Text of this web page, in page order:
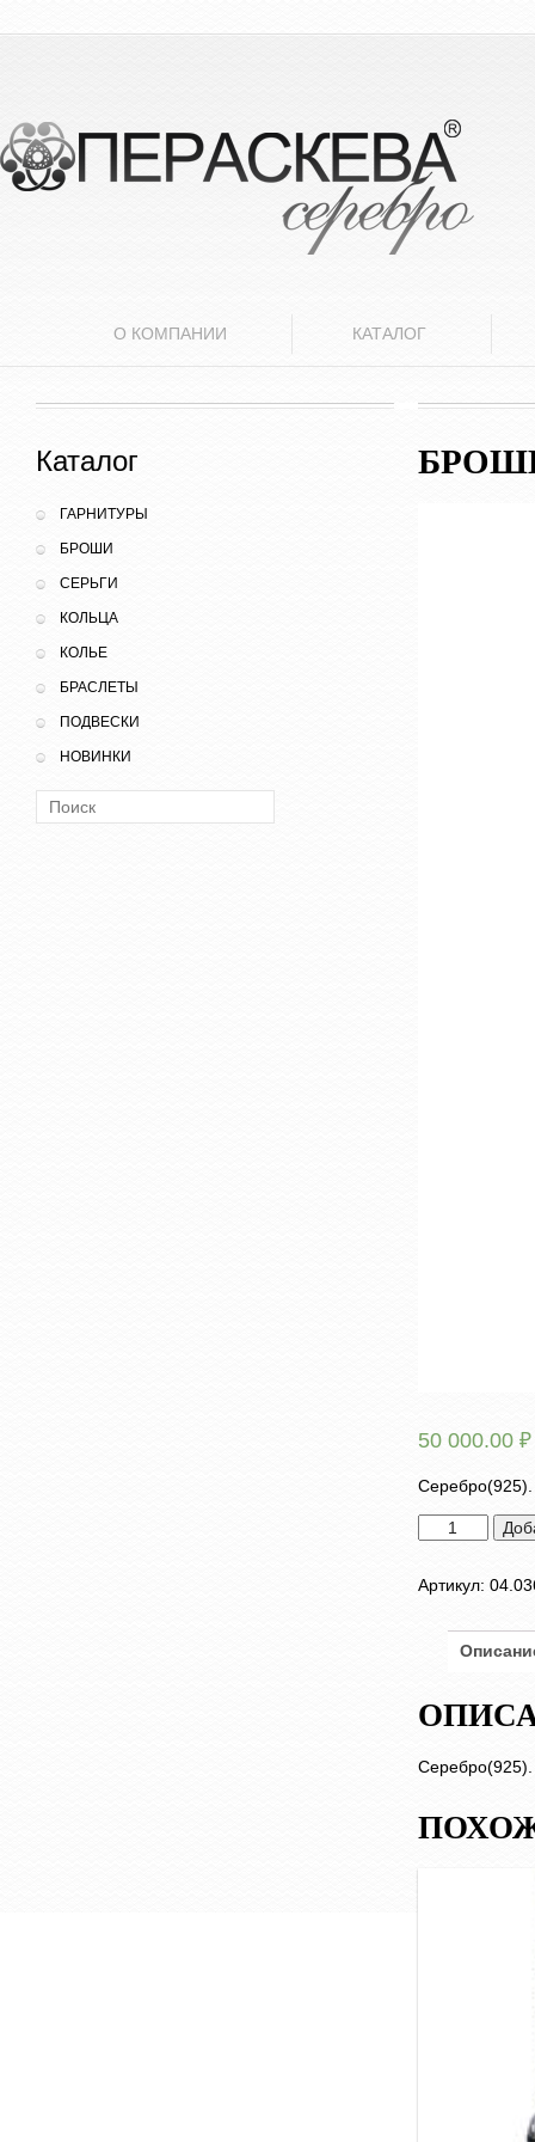
О КОМПАНИИ КАТАЛОГ
Каталог
ГАРНИТУРЫ
БРОШИ
СЕРЬГИ
КОЛЬЦА
КОЛЬЕ
БРАСЛЕТЫ
ПОДВЕСКИ
НОВИНКИ
Поиск:
50 000.00 ₽
Серебро(925).
Количество
товара
"Кит"
Артикул:
Серебро(925).